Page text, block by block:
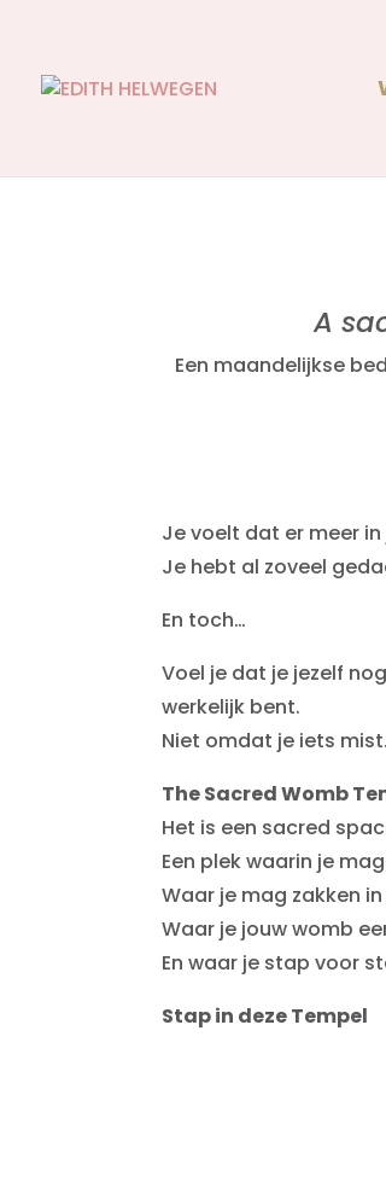
A
Een maandelijkse
Je voelt dat er meer
Je hebt al zoveel
En toch…
Voel je dat je jezelf
werkelijk bent.
Niet omdat je iets
The Sacred Womb
Het is een sacred
Een plek waarin je
Waar je mag zakken
Waar je jouw womb
En waar je stap voor
Stap in deze Tempel